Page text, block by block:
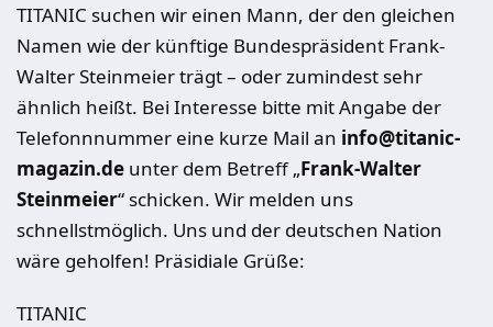
TITANIC suchen wir einen Mann, der den gleichen
Namen wie der künftige Bundespräsident Frank-
Walter Steinmeier trägt – oder zumindest sehr
ähnlich heißt. Bei Interesse bitte mit Angabe der
Telefonnnummer eine kurze Mail an info@titanic-
magazin.de unter dem Betreff „Frank-Walter
Steinmeier“ schicken. Wir melden uns
schnellstmöglich. Uns und der deutschen Nation
wäre geholfen! Präsidiale Grüße:
TITANIC